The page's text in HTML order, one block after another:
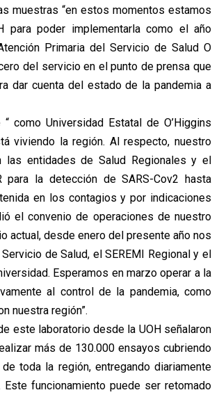
muestras “en estos momentos estamos
para poder implementarla como el año
Primaria del Servicio de Salud O
del servicio en el punto de prensa que
dar cuenta del estado de la pandemia a
como Universidad Estatal de O’Higgins
viviendo la región. Al respecto, nuestro
las entidades de Salud Regionales y el
la detección de SARS-Cov2 hasta
en los contagios y por indicaciones
el convenio de operaciones de nuestro
actual, desde enero del presente año nos
de Salud, el SEREMI Regional y el
Esperamos en marzo operar a la
al control de la pandemia, como
nuestra región”.
este laboratorio desde la UOH señalaron
más de 130.000 ensayos cubriendo
toda la región, entregando diariamente
funcionamiento puede ser retomado